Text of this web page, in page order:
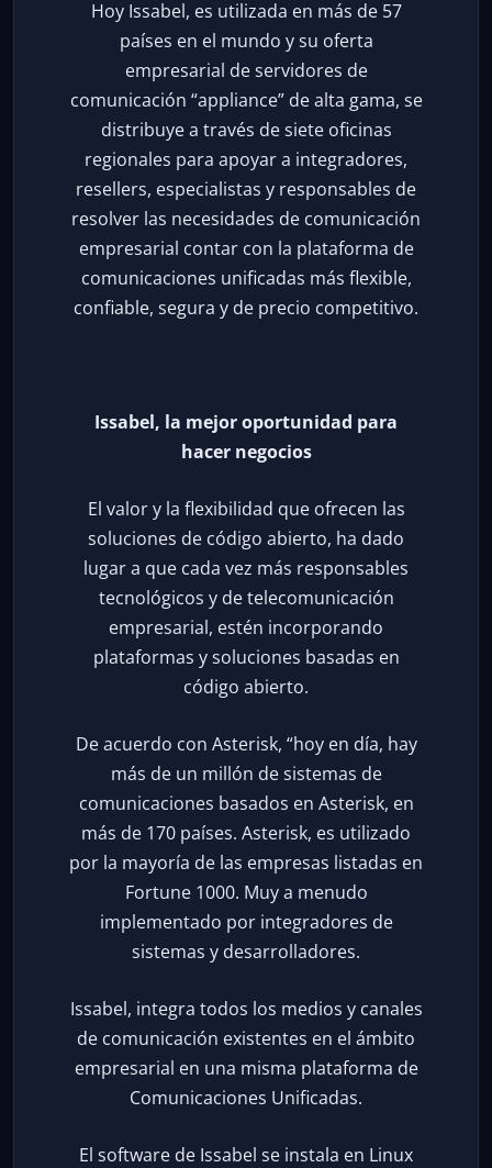
Hoy Issabel, es utilizada en más de 57
países en el mundo y su oferta
empresarial de servidores de
comunicación “appliance” de alta gama, se
distribuye a través de siete oficinas
regionales para apoyar a integradores,
resellers, especialistas y responsables de
resolver las necesidades de comunicación
empresarial contar con la plataforma de
comunicaciones unificadas más flexible,
confiable, segura y de precio competitivo.
Issabel, la mejor oportunidad para
hacer negocios
El valor y la flexibilidad que ofrecen las
soluciones de código abierto, ha dado
lugar a que cada vez más responsables
tecnológicos y de telecomunicación
empresarial, estén incorporando
plataformas y soluciones basadas en
código abierto.
De acuerdo con Asterisk, “hoy en día, hay
más de un millón de sistemas de
comunicaciones basados en Asterisk, en
más de 170 países. Asterisk, es utilizado
por la mayoría de las empresas listadas en
Fortune 1000. Muy a menudo
implementado por integradores de
sistemas y desarrolladores.
Issabel, integra todos los medios y canales
de comunicación existentes en el ámbito
empresarial en una misma plataforma de
Comunicaciones Unificadas.
El software de Issabel se instala en Linux